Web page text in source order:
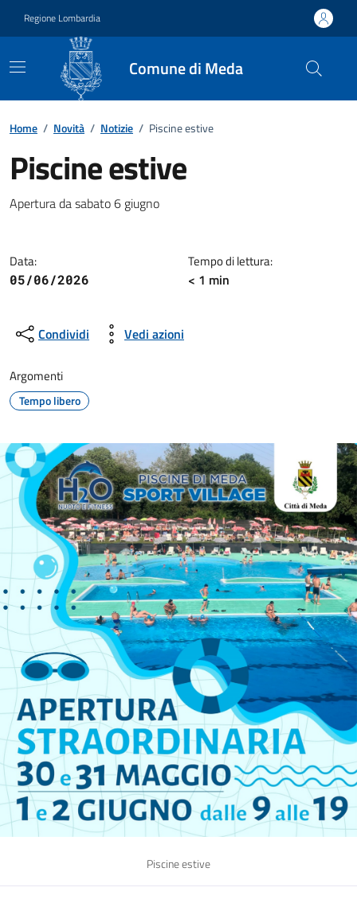
Regione Lombardia
Comune di Meda
Home / Novità / Notizie / Piscine estive
Piscine estive
Dettagli della notizia
Apertura da sabato 6 giugno
Data:
05/06/2026
Tempo di lettura:
< 1 min
Condividi Vedi azioni
Argomenti
Tempo libero
Piscine estive